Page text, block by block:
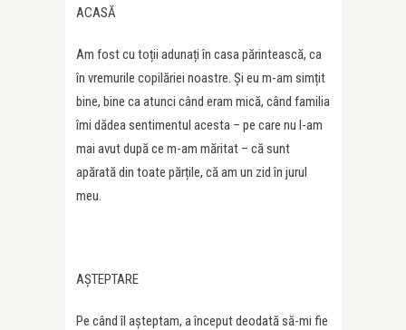
ACASĂ
Am fost cu toții adunați în casa părintească, ca
în vremurile copilăriei noastre. Și eu m-am simțit
bine, bine ca atunci când eram mică, când familia
îmi dădea sentimentul acesta – pe care nu l-am
mai avut după ce m-am măritat – că sunt
apărată din toate părțile, că am un zid în jurul
meu.
AȘTEPTARE
Pe când îl așteptam, a început deodată să-mi fie